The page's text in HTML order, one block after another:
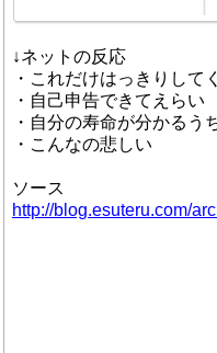
↓ネットの反応
・これだけはっきりして
・自己申告できてえらい
・自分の寿命が分かるう
・こんなの悲しい
ソース
http://blog.esuteru.com/